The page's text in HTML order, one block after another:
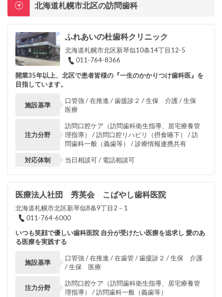
北海道札幌市北区の訪問歯科
ふれあいの杜歯科クリニック
北海道札幌市北区新琴似10条14丁目12-5
011-764-8366
開業35年以上、北区で患者皆様の『一生のかかりつけ歯科医』を
目指しています。
施設基準
口管強 / 在推進 / 歯援診２ / 生保 介護 / 生保
医療
注力分野
訪問口腔ケア（訪問歯科衛生指導、居宅療養管
理指導） / 訪問口腔リハビリ（摂食嚥下） / 訪
問歯科一般（義歯等） / 診療情報連携共有
対応体制 当日相談可 / 電話相談可
医療法人社団 秀英会 こばやし歯科医院
北海道札幌市北区新琴似8条9丁目2－1
011-764-6000
いつも笑顔で優しい歯科医院 自分が受けたい医療を追求し 愛のあ
る医療を実践する
施設基準
口管強 / 在推進 / 在歯管 / 歯援診２ / 生保 介護
/ 生保 医療
注力分野
訪問口腔ケア（訪問歯科衛生指導、居宅療養管
理指導） / 訪問歯科一般（義歯等）